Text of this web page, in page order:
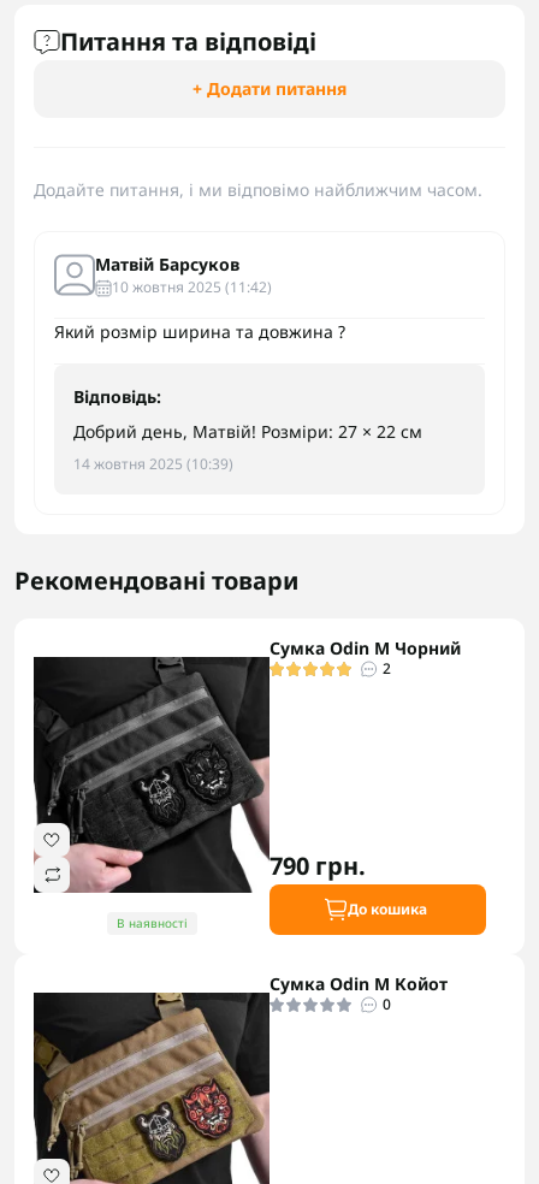
Питання та відповіді
+ Додати питання
Додайте питання, і ми відповімо найближчим часом.
Матвій Барсуков
10 жовтня 2025 (11:42)
Який розмір ширина та довжина ?
Відповідь:
Добрий день, Матвій! Розміри: 27 × 22 см
14 жовтня 2025 (10:39)
Рекомендовані товари
В наявності
Сумка Odin M Чорний
2
790 грн.
До кошика
Сумка Odin M Койот
0